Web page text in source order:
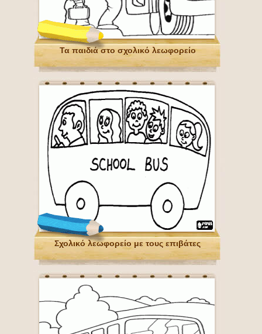
Τα παιδιά στο σχολικό λεωφορείο
Σχολικό λεωφορείο με τους επιβάτες